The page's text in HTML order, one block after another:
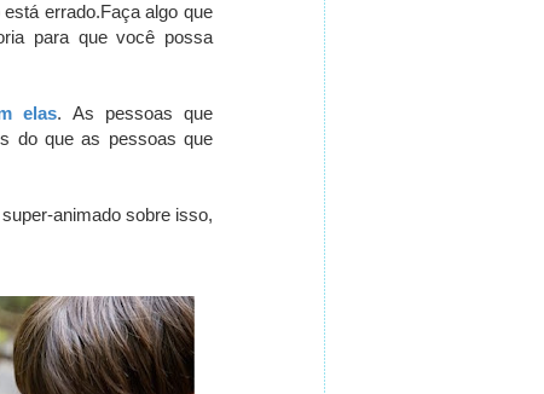
errado.Faça algo que
para que você possa
elas. As pessoas que
do que as pessoas que
animado sobre isso,